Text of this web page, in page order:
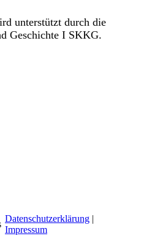
unterstützt durch die
Geschichte I SKKG.
Datenschutzerklärung |
Impressum